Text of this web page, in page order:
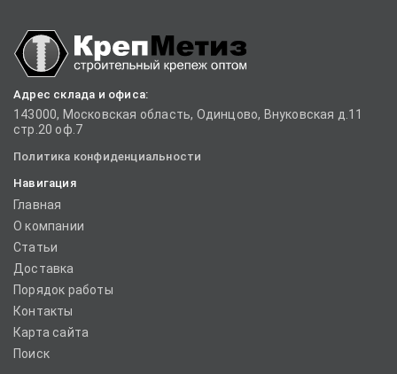
Адрес склада и офиса:
143000, Московская область, Одинцово, Внуковская д.11
стр.20 оф.7
Политика конфиденциальности
Навигация
Главная
О компании
Статьи
Доставка
Порядок работы
Контакты
Карта сайта
Поиск